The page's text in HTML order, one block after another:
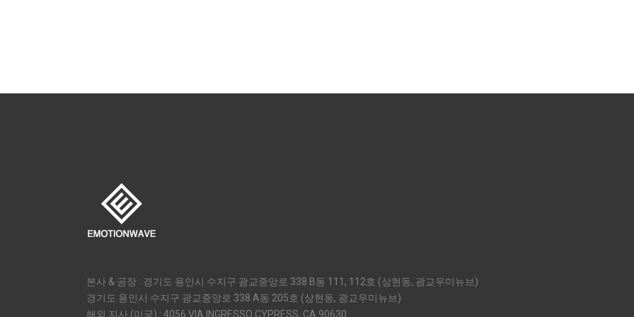
본사 & 공장 : 경기도 용인시 수지구 광교중앙로 338 B동 111, 112호 (상현동, 광교우미뉴브)
경기도 용인시 수지구 광교중앙로 338 A동 205호 (상현동, 광교우미뉴브)
해외 지사 (미국) : 4056 VIA INGRESSO CYPRESS, CA 90630